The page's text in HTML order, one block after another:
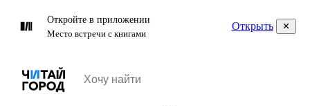
Откройте в приложении
Место встречи с книгами
Открыть